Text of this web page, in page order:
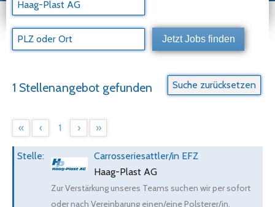
1 Stellenangebot gefunden
« ‹ 1 › »
Carrosseriesattler/in EFZ
Haag-Plast AG
Zur Verstärkung unseres Teams suchen wir per sofort
oder nach Vereinbarung einen/eine Polsterer/in,